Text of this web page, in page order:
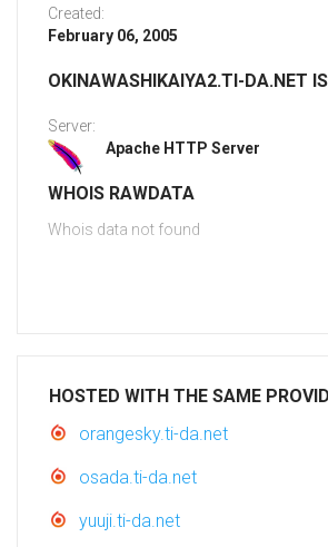
Created:
February 06, 2005
OKINAWASHIKAIYA2.TI-DA.NET
Server:
Apache HTTP Server
WHOIS RAWDATA
Whois data not found
HOSTED WITH THE SAME
orangesky.ti-da.net
osada.ti-da.net
yuuji.ti-da.net